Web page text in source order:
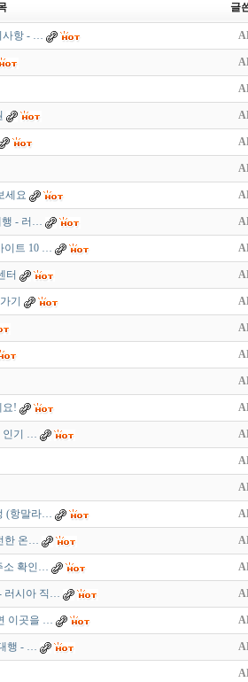
글
사항 - …
세요
행 - 러…
이트 10 …
터
기
요!
인기 …
(항말라…
한 온…
소 확인…
러시아 직…
이곳을 …
행 - …